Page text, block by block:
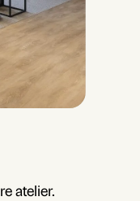
atelier.